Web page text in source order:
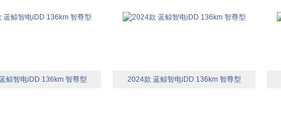
鲸智电iDD 136km 智尊型 2024款 蓝鲸智电iDD 136km 智尊型